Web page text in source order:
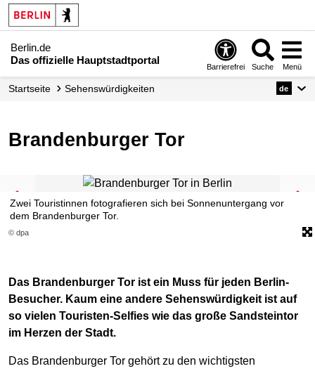
Berlin.de
Das offizielle Hauptstadtportal
Barrierefrei Suche Menü
Startseite Sehenswürdigkeiten de
Brandenburger Tor
© dpa
Zwei Touristinnen fotografieren sich bei Sonnenuntergang vor
dem Brandenburger Tor.
Das Brandenburger Tor ist ein Muss für jeden Berlin-
Besucher. Kaum eine andere Sehenswürdigkeit ist auf
so vielen Touristen-Selfies wie das große Sandsteintor
im Herzen der Stadt.
Das Brandenburger Tor gehört zu den wichtigsten